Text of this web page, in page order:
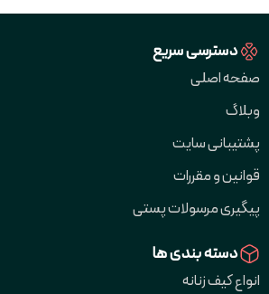
دسترسی سریع
صفحه اصلی
وبلاگ
پشتیبانی سایت
قوانین و مقررات
پیگیری مرسولات پستی
دسته بندی ها
انواع کیف زنانه